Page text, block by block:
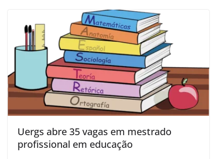
Uergs abre 35 vagas em mestrado
profissional em educação